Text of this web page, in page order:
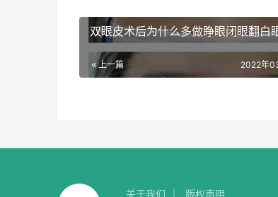
双眼皮术后为什么多做睁眼闭眼翻白
上一篇 2022年
关于我们 版权声明